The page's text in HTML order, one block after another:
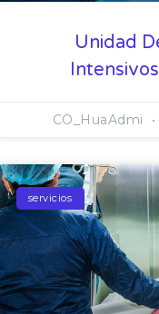
Unidad
CO_HuaAdmi
servicios